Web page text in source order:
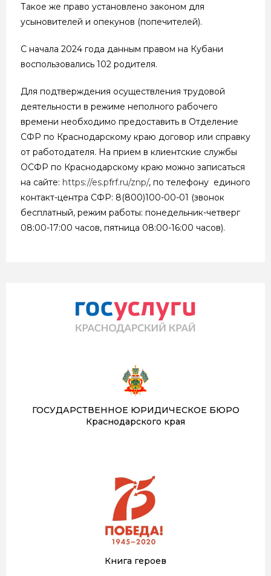
Такое же право установлено законом для
усыновителей и опекунов (попечителей).
С начала 2024 года данным правом на Кубани
воспользовались 102 родителя.
Для подтверждения осуществления трудовой
деятельности в режиме неполного рабочего
времени необходимо предоставить в Отделение
СФР по Краснодарскому краю договор или справку
от работодателя. На прием в клиентские службы
ОСФР по Краснодарскому краю можно записаться
на сайте: https://es.pfrf.ru/znp/, по телефону единого
контакт-центра СФР: 8(800)100-00-01 (звонок
бесплатный, режим работы: понедельник-четверг
08:00-17:00 часов, пятница 08:00-16:00 часов).
ГОСУДАРСТВЕННОЕ ЮРИДИЧЕСКОЕ БЮРО
Краснодарского края
Книга героев